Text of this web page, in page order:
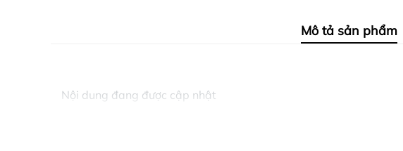
Mô tả sản phẩm
Nội dung đang được cập nhật